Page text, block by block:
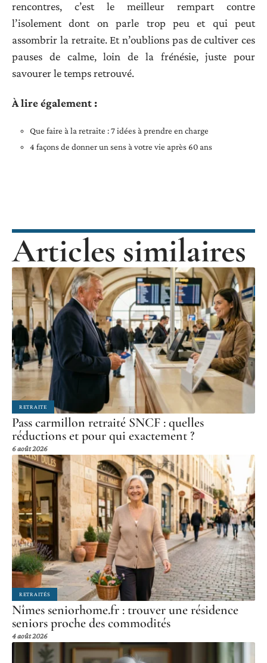
rencontres, c’est le meilleur rempart contre
l’isolement dont on parle trop peu et qui peut
assombrir la retraite. Et n’oublions pas de cultiver ces
pauses de calme, loin de la frénésie, juste pour
savourer le temps retrouvé.
À lire également :
Que faire à la retraite : 7 idées à prendre en charge
4 façons de donner un sens à votre vie après 60 ans
Articles similaires
RETRAITE
Pass carmillon retraité SNCF : quelles
réductions et pour qui exactement ?
6 août 2026
RETRAITÉS
Nîmes seniorhome.fr : trouver une résidence
seniors proche des commodités
4 août 2026